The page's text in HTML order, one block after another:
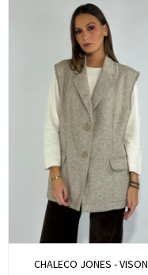
CHALECO JONES - VISON